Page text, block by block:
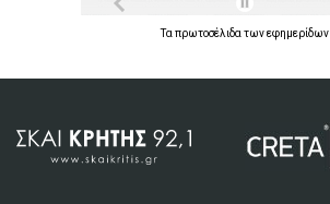
Ταπρωτοσέλιδατωνεφημερίδων